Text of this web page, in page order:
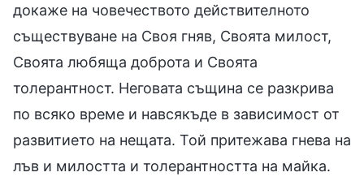
докаже на човечеството действителното
съществуване на Своя гняв, Своята милост,
Своята любяща доброта и Своята
толерантност. Неговата същина се разкрива
по всяко време и навсякъде в зависимост от
развитието на нещата. Той притежава гнева на
лъв и милостта и толерантността на майка.